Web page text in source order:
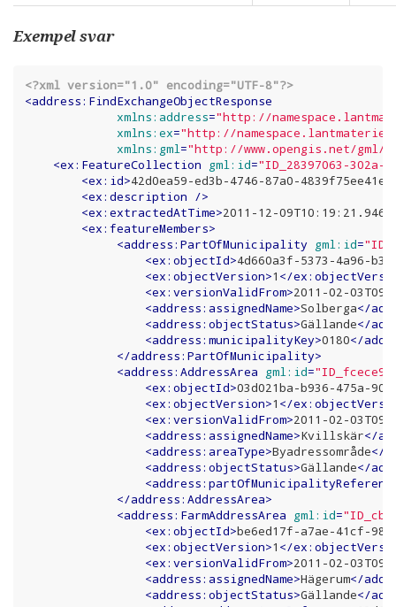
Exempel svar
<?xml version="1.0" encoding="UTF-8"?>
<address:FindExchangeObjectResponse
xmlns:address="http://
xmlns:ex="http://
xmlns:gml="http://www.opengis.net/gml/
<ex:FeatureCollection gml:id="ID_28397063-302a-
<ex:id>42d0ea59-ed3b-4746-87a0-4839f75ee41e
<ex:description />
<ex:extractedAtTime>2011-12-09T10:19:21.946Z
<ex:featureMembers>
<address:PartOfMunicipality gml:id=
<ex:objectId>4d660a3f-5373-4a96-
<ex:objectVersion>1 </
<ex:versionValidFrom>2011-02-
<address:assignedName>Solberga</
<address:objectStatus>Gällande</
<address:municipalityKey>0180</
</address:PartOfMunicipality>
<address:AddressArea gml:id=
<ex:objectId>03d021ba-b936-475a-
<ex:objectVersion>1 </
<ex:versionValidFrom>2011-02-
<address:assignedName>Kvillskär</
<address:areaType>Byadressområde</
<address:objectStatus>Gällande</
<
</address:AddressArea>
<address:FarmAddressArea gml:id=
<ex:objectId>be6ed17f-a7ae-41cf-
<ex:objectVersion>1 </
<ex:versionValidFrom>2011-02-
<address:assignedName>Hägerum</
<address:objectStatus>Gällande</